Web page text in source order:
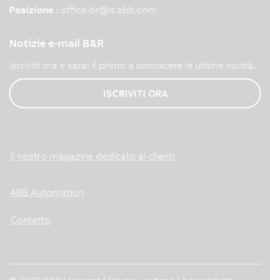
Posizione : office.br@it.abb.com
Notizie e-mail B&R
Iscriviti ora e sarai il primo a conoscere le ultime novità.
ISCRIVITI ORA
Il nostro magazine dedicato ai clienti
ABB Automation
Contatto